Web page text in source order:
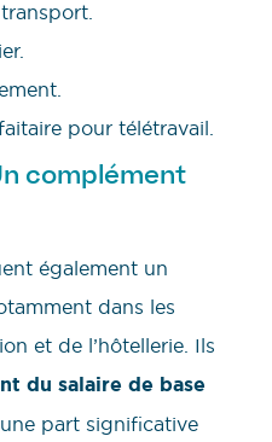
pour télétravail.
complément
également un
dans les
et de l’hôtellerie. Ils
du salaire de base
part significative